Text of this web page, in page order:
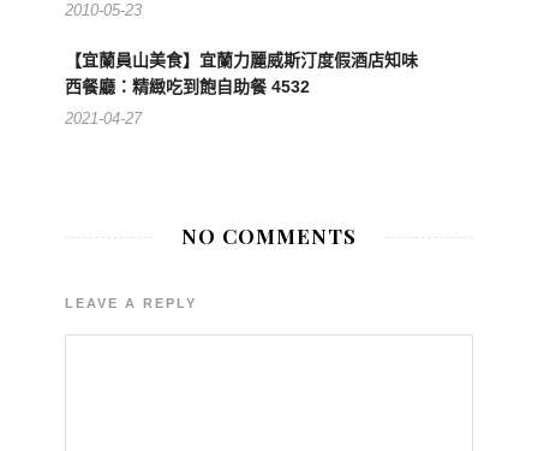
2010-05-23
【宜蘭員山美食】宜蘭力麗威斯汀度假酒店知味
西餐廳：精緻吃到飽自助餐 4532
2021-04-27
NO COMMENTS
LEAVE A REPLY